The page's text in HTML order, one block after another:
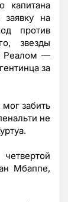
капитана
на
против
звезды
Реалом —
за
забить
не
Мбаппе,